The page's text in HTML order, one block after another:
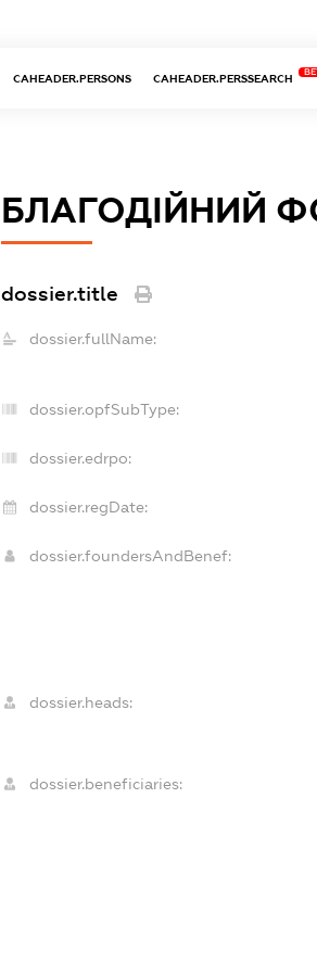
CAHEADER.PERSONS CAHEADER.PERSSEARCH
БЛАГОДІЙНИЙ
dossier.title
dossier.fullName:
dossier.opfSubType:
dossier.edrpo:
dossier.regDate:
dossier.foundersAndBenef:
dossier.heads:
dossier.beneficiaries: